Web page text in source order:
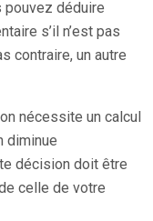
pouvez déduire
s’il n’est pas
contraire, un autre
nécessite un calcul
diminue
décision doit être
celle de votre